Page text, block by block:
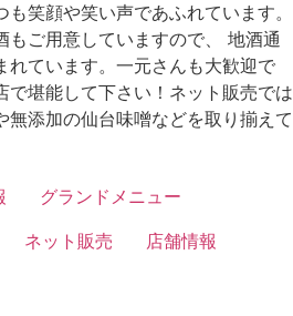
笑顔や笑い声であふれています。
もご用意していますので、 地酒通
れています。一元さんも大歓迎で
で堪能して下さい！ネット販売では
無添加の仙台味噌などを取り揃えて
グランドメニュー
ネット販売
店舗情報